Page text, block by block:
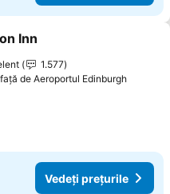
la favorite
Inn
1.577
de Aeroportul Edinburgh
Vedeți prețurile